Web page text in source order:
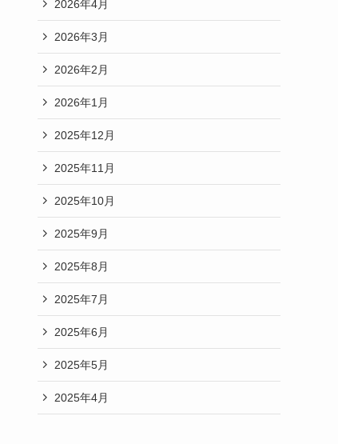
2026年4月
2026年3月
2026年2月
2026年1月
2025年12月
2025年11月
2025年10月
2025年9月
2025年8月
2025年7月
2025年6月
2025年5月
2025年4月